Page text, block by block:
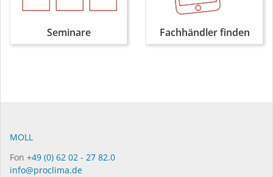
Seminare Fachhändler finden
MOLL
Fon +49 (0) 62 02 - 27 82.0
info@proclima.de